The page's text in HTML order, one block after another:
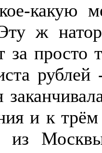
какую
ж
за просто
и к